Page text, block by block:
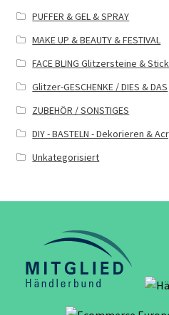
PUFFER & GEL & SPRAY
MAKE UP & BEAUTY & FESTIVAL
FACE BLING Glitzersteine &
Glitzer-GESCHENKE / DIES & DAS
ZUBEHÖR / SONSTIGES
DIY - BASTELN - Dekorieren &
Unkategorisiert